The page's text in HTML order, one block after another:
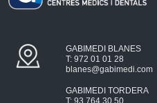
GABIMEDI BLANES
T: 972 01 01 28
blanes@gabimedi.com
GABIMEDI TORDERA
T: 93 764 30 50